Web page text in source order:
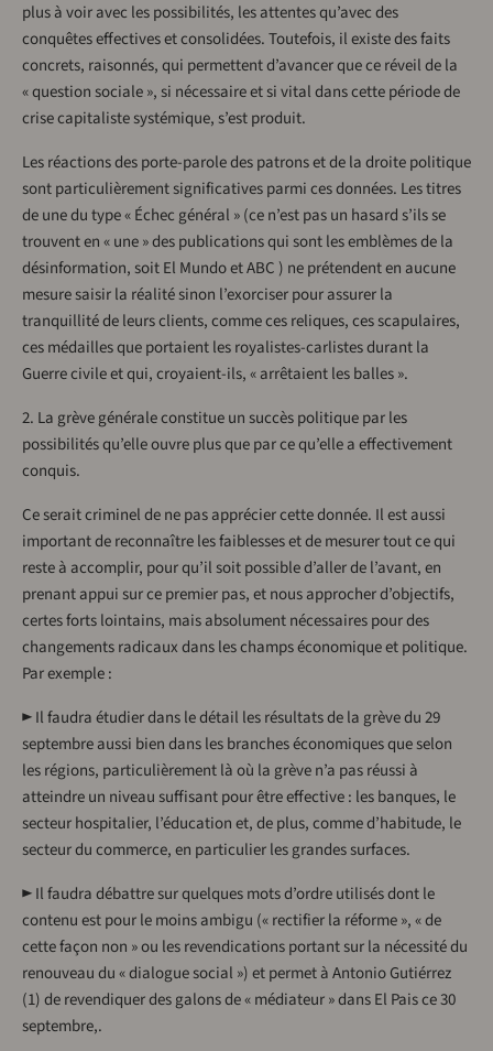
plus à voir avec les possibilités, les attentes qu’avec des
conquêtes effectives et consolidées. Toutefois, il existe des faits
concrets, raisonnés, qui permettent d’avancer que ce réveil de la
« question sociale », si nécessaire et si vital dans cette période de
crise capitaliste systémique, s’est produit.
Les réactions des porte-parole des patrons et de la droite politique
sont particulièrement significatives parmi ces données. Les titres
de une du type « Échec général » (ce n’est pas un hasard s’ils se
trouvent en « une » des publications qui sont les emblèmes de la
désinformation, soit El Mundo et ABC ) ne prétendent en aucune
mesure saisir la réalité sinon l’exorciser pour assurer la
tranquillité de leurs clients, comme ces reliques, ces scapulaires,
ces médailles que portaient les royalistes-carlistes durant la
Guerre civile et qui, croyaient-ils, « arrêtaient les balles ».
2. La grève générale constitue un succès politique par les
possibilités qu’elle ouvre plus que par ce qu’elle a effectivement
conquis.
Ce serait criminel de ne pas apprécier cette donnée. Il est aussi
important de reconnaître les faiblesses et de mesurer tout ce qui
reste à accomplir, pour qu’il soit possible d’aller de l’avant, en
prenant appui sur ce premier pas, et nous approcher d’objectifs,
certes forts lointains, mais absolument nécessaires pour des
changements radicaux dans les champs économique et politique.
Par exemple :
► Il faudra étudier dans le détail les résultats de la grève du 29
septembre aussi bien dans les branches économiques que selon
les régions, particulièrement là où la grève n’a pas réussi à
atteindre un niveau suffisant pour être effective : les banques, le
secteur hospitalier, l’éducation et, de plus, comme d’habitude, le
secteur du commerce, en particulier les grandes surfaces.
► Il faudra débattre sur quelques mots d’ordre utilisés dont le
contenu est pour le moins ambigu (« rectifier la réforme », « de
cette façon non » ou les revendications portant sur la nécessité du
renouveau du « dialogue social ») et permet à Antonio Gutiérrez
(1) de revendiquer des galons de « médiateur » dans El Pais ce 30
septembre,.